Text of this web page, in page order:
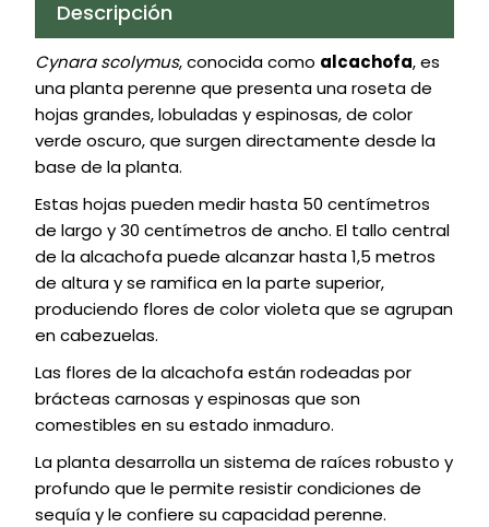
Descripción
Cynara scolymus, conocida como alcachofa, es
una planta perenne que presenta una roseta de
hojas grandes, lobuladas y espinosas, de color
verde oscuro, que surgen directamente desde la
base de la planta.
Estas hojas pueden medir hasta 50 centímetros
de largo y 30 centímetros de ancho. El tallo central
de la alcachofa puede alcanzar hasta 1,5 metros
de altura y se ramifica en la parte superior,
produciendo flores de color violeta que se agrupan
en cabezuelas.
Las flores de la alcachofa están rodeadas por
brácteas carnosas y espinosas que son
comestibles en su estado inmaduro.
La planta desarrolla un sistema de raíces robusto y
profundo que le permite resistir condiciones de
sequía y le confiere su capacidad perenne.